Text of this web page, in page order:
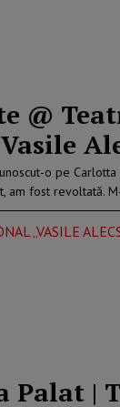
@
o pe
am fost revoltată.
„VASILE
Palat |